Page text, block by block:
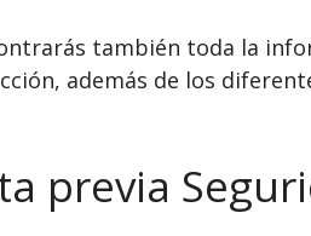
también toda la
además de los
previa